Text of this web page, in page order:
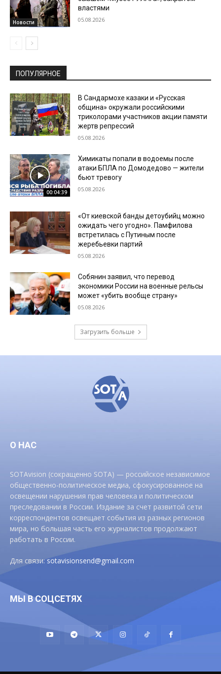
Новости
властями
05.08.2026
ПОПУЛЯРНОЕ
В Сандармохе казаки и «Русская
община» окружали российскими
триколорами участников акции памяти
жертв репрессий
05.08.2026
00:04:39
Химикаты попали в водоемы после
атаки БПЛА по Домодедово — жители
бьют тревогу
05.08.2026
«От киевской банды детоубийц можно
ожидать чего угодно». Памфилова
встретилась с Путиным после
жеребьевки партий
05.08.2026
Собянин заявил, что перевод
экономики России на военные рельсы
может «убить вообще страну»
05.08.2026
Загрузить больше
О НАС
SOTAvision (сокращенно SOTA) — российское независимое
общественно-политическое медиа, сфокусированное на
освещении нарушения прав человека и политическом
преследовании в России. Издание за счет развитой сети
корреспондентов освещает события из разных регионов
мира, но большая часть его журналистов продолжают
работать в России.
Для связи:sotavisionsend@gmail.com
МЫ В СОЦСЕТЯХ